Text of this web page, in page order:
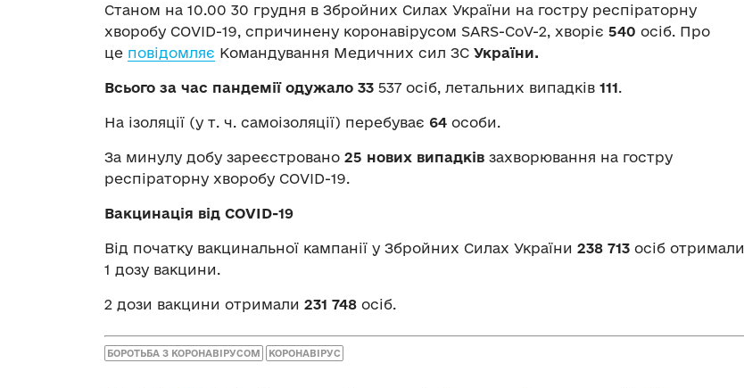
Станом на 10.00 30 грудня в Збройних Силах України на гостру респіраторну
хворобу COVID-19, спричинену коронавірусом SARS-CoV-2, хворіє 540 осіб. Про
це повідомляє Командування Медичних сил ЗС України.
Всього за час пандемії одужало 33 537 осіб, летальних випадків 111.
На ізоляції (у т. ч. самоізоляції) перебуває 64 особи.
За минулу добу зареєстровано 25 нових випадків захворювання на гостру
респіраторну хворобу COVID-19.
Вакцинація від COVID-19
Від початку вакцинальної кампанії у Збройних Силах України 238 713 осіб отримали
1 дозу вакцини.
2 дози вакцини отримали 231 748 осіб.
БОРОТЬБА З КОРОНАВІРУСОМ КОРОНАВІРУС